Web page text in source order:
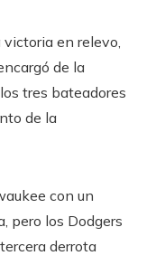
en relevo,
de la
tres bateadores
de la
con un
pero los Dodgers
derrota